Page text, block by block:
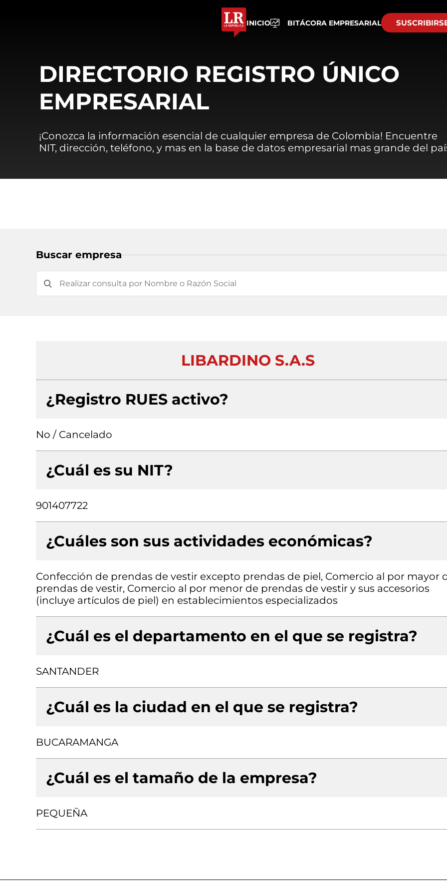
INICIO BITÁCORA EMPRESARIAL
DIRECTORIO REGISTRO ÚNICO
EMPRESARIAL
¡Conozca la información esencial de cualquier empresa de Colombia! Encuentre
NIT, dirección, teléfono, y mas en la base de datos empresarial mas grande del
Buscar empresa
LIBARDINO S.A.S
¿Registro RUES activo?
No / Cancelado
¿Cuál es su NIT?
901407722
¿Cuáles son sus actividades económicas?
Confección de prendas de vestir excepto prendas de piel, Comercio al por mayor
prendas de vestir, Comercio al por menor de prendas de vestir y sus accesorios
(incluye artículos de piel) en establecimientos especializados
¿Cuál es el departamento en el que se registra?
SANTANDER
¿Cuál es la ciudad en el que se registra?
BUCARAMANGA
¿Cuál es el tamaño de la empresa?
PEQUEÑA